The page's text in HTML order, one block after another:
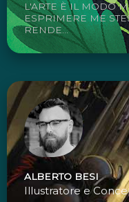
L'ARTE È IL MODO
ESPRIMERE ME
RENDE...
ALBERTO BESI
Illustratore e